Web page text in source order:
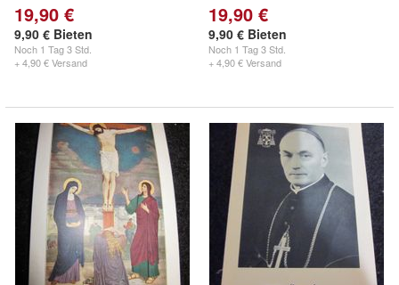
19,90 €
9,90 € Bieten
Noch 1 Tag 3 Std.
+ 4,90 € Versand
19,90 €
9,90 € Bieten
Noch 1 Tag 3 Std.
+ 4,90 € Versand